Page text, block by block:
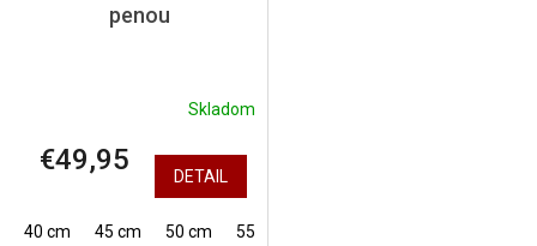
penou
Skladom
€49,95 DETAIL
40 cm 45 cm 50 cm 55 cm